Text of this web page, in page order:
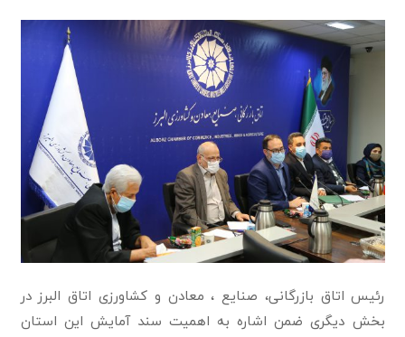
رئیس اتاق بازرگانی، صنایع ، معادن و کشاورزی اتاق البرز در
بخش دیگری ضمن اشاره به اهمیت سند آمایش این استان